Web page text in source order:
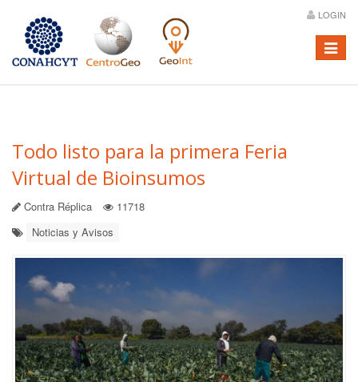
LOGIN
Menú
Todo listo para la primera Feria
Virtual de Bioinsumos
Contra Réplica
11718
Noticias y Avisos